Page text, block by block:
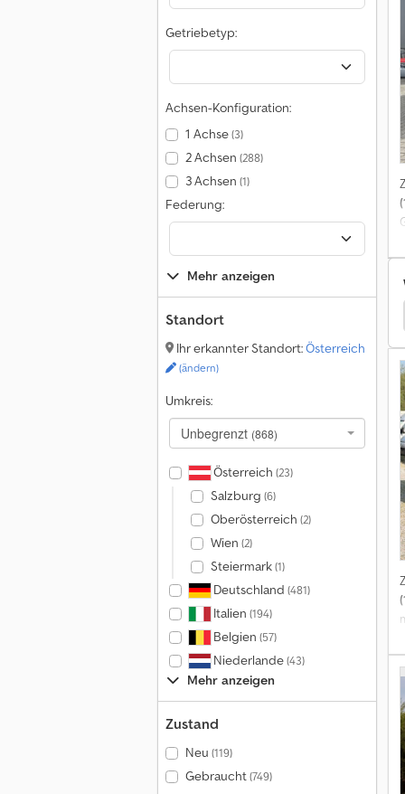
Getriebetyp:
Achsen-Konfiguration:
1 Achse(3)
2 Achsen (288)
3 Achsen (1)
Federung:
Mehr anzeigen
Standort
Ihr erkannter Standort:Österreich
(ändern)
Umkreis:
Unbegrenzt (868)
Österreich (23)
Salzburg (6)
Oberösterreich (2)
Wien (2)
Steiermark(1)
Deutschland (481)
Italien (194)
Belgien (57)
Niederlande(43)
Mehr anzeigen
Zustand
Neu (119)
Gebraucht(749)
Fiat Busse